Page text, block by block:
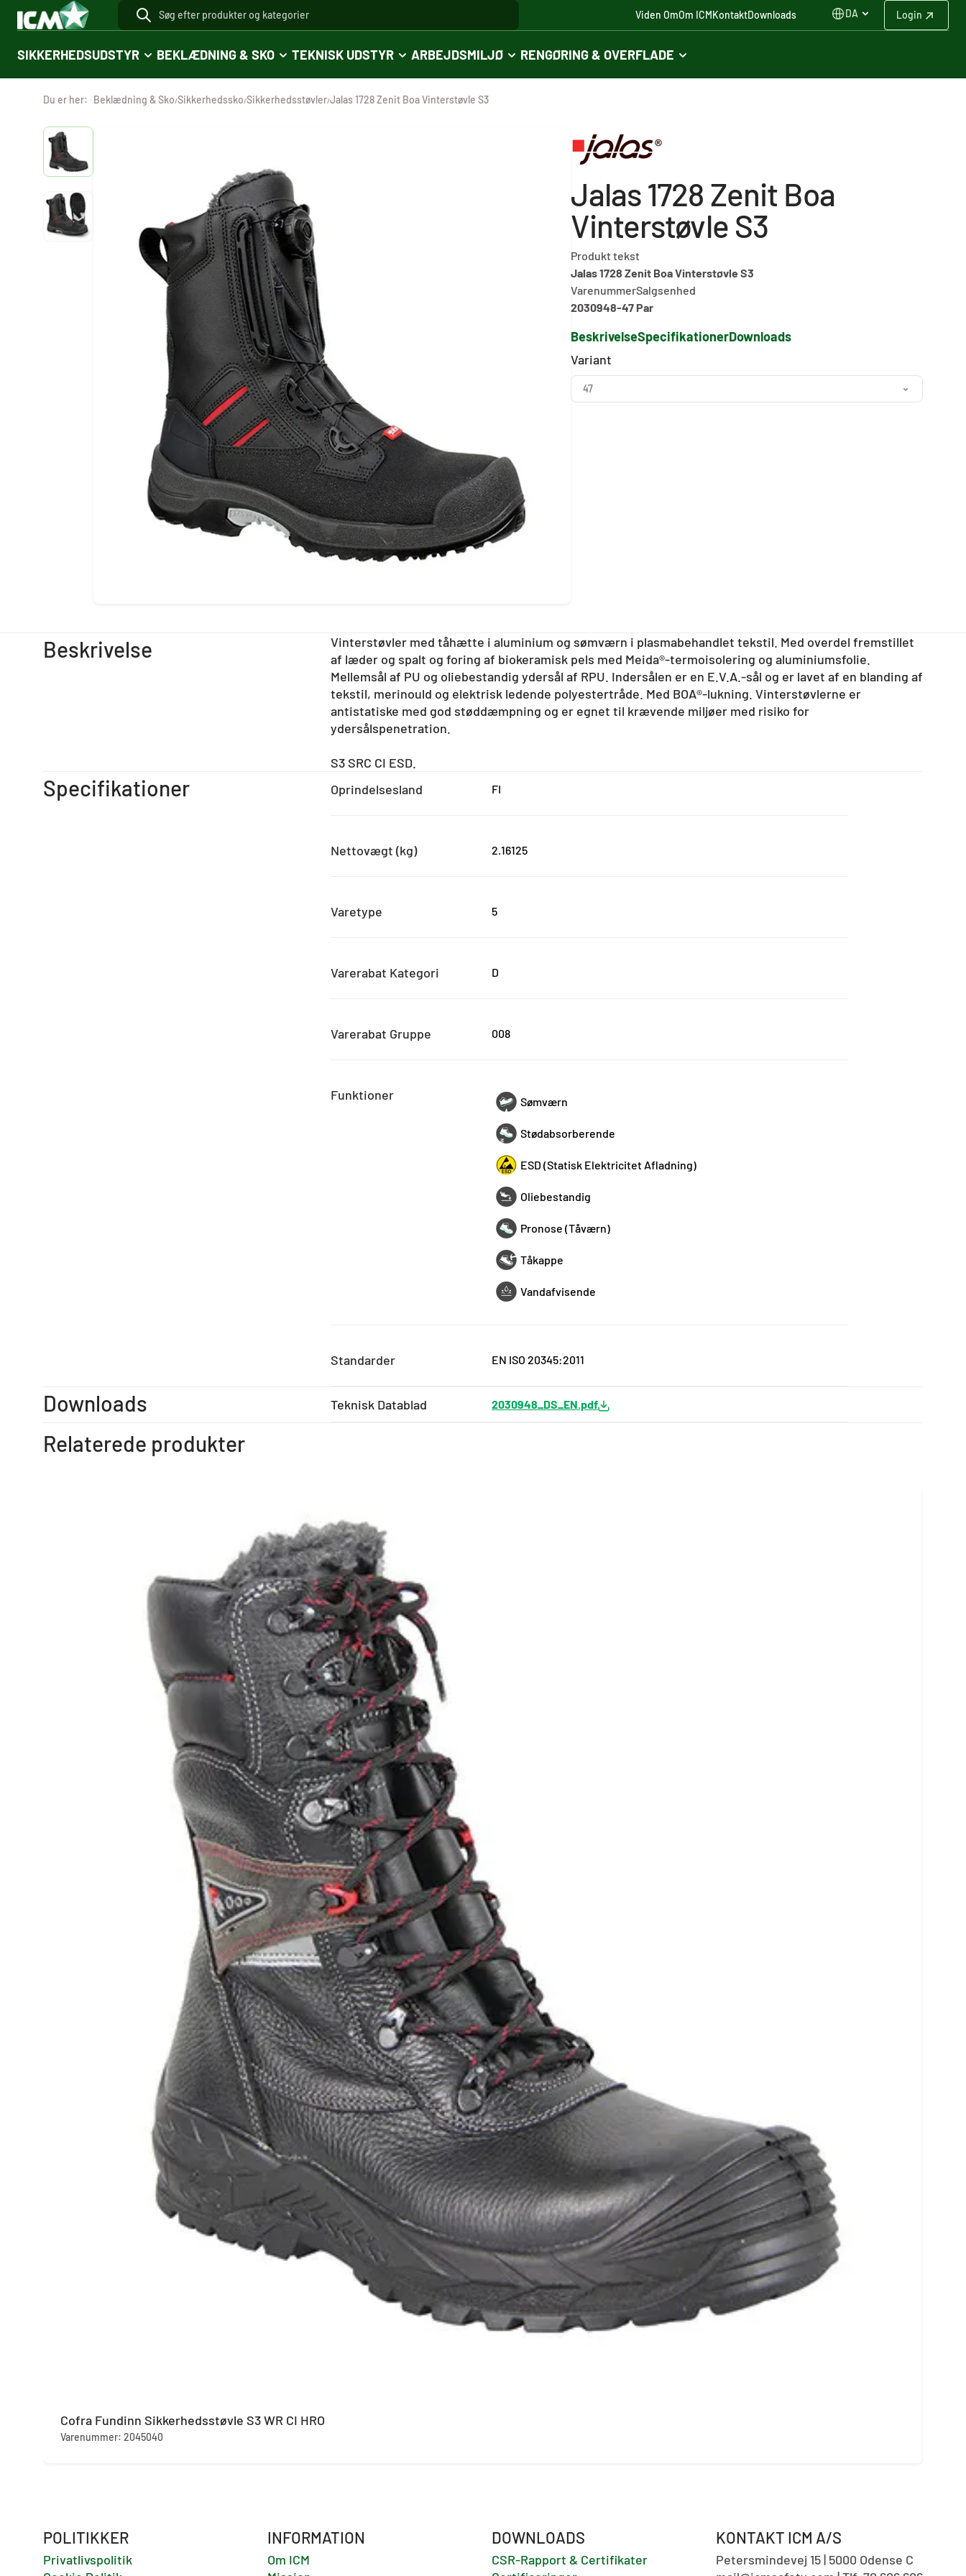
Viden OmOm ICMKontaktDownloads DA Login
SIKKERHEDSUDSTYR BEKLÆDNING & SKO TEKNISK UDSTYR ARBEJDSMILJØ RENGØRING & OVERFLADE
Du er her: Beklædning & Sko/Sikkerhedssko/Sikkerhedsstøvler/Jalas 1728 Zenit Boa Vinterstøvle S3
Jalas 1728 Zenit Boa
Vinterstøvle S3
Produkt tekst
Jalas 1728 Zenit Boa Vinterstøvle S3
Varenummer
2030948-47
Salgsenhed
Par
BeskrivelseSpecifikationerDownloads
Variant
47
Beskrivelse
Vinterstøvler med tåhætte i aluminium og sømværn i plasmabehandlet tekstil. Med overdel fremstillet
af læder og spalt og foring af biokeramisk pels med Meida®-termoisolering og aluminiumsfolie.
Mellemsål af PU og oliebestandig ydersål af RPU. Indersålen er en E.V.A.-sål og er lavet af en blanding af
tekstil, merinould og elektrisk ledende polyestertråde. Med BOA®-lukning. Vinterstøvlerne er
antistatiske med god støddæmpning og er egnet til krævende miljøer med risiko for
ydersålspenetration.
S3 SRC CI ESD.
Specifikationer Oprindelsesland FI
Nettovægt (kg) 2.16125
Varetype 5
Varerabat Kategori D
Varerabat Gruppe 008
Funktioner Sømværn
Stødabsorberende
ESD (Statisk Elektricitet Afladning)
Oliebestandig
Pronose (Tåværn)
Tåkappe
Vandafvisende
Standarder EN ISO 20345:2011
Downloads Teknisk Datablad 2030948_DS_EN.pdf
Relaterede produkter
Cofra Fundinn Sikkerhedsstøvle S3 WR CI HRO
Varenummer: 2045040
POLITIKKER
Privatlivspolitik
INFORMATION
Om ICM
DOWNLOADS
CSR-Rapport & Certifikater
KONTAKT ICM A/S
Petersmindevej 15 | 5000 Odense C